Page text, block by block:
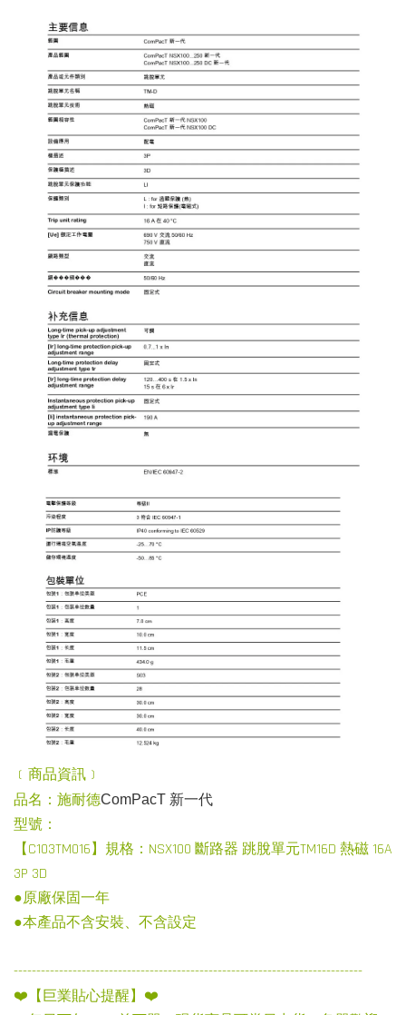
﹝商品資訊﹞
品名：施耐德ComPacT 新一代
型號：
【C103TM016】規格：NSX100 斷路器 跳脫單元TM16D 熱磁 16A
3P 3D
●原廠保固一年
●本產品不含安裝、不含設定
-----------------------------------------------------------------------------
❤️【巨業貼心提醒】❤️